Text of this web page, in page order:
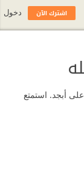
أبجد. استمتع
اشترك الآن دخول